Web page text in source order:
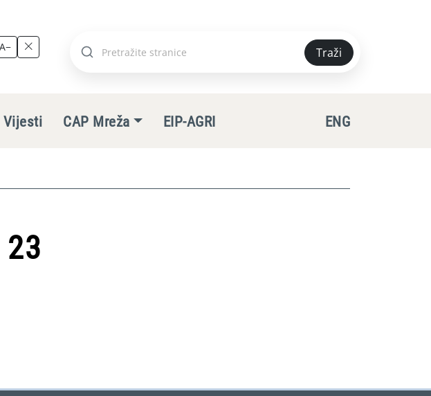
A−
Pretraži
Traži
Vijesti CAP Mreža EIP-AGRI ENG